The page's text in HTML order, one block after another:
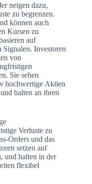
neigen dazu,
zu begrenzen.
können auch
Kursen zu
auf
Investoren
von
Sie sehen
hochwertige Aktien
halten an ihren
Verluste zu
Orders und das
setzen auf
und halten in der
flexibel